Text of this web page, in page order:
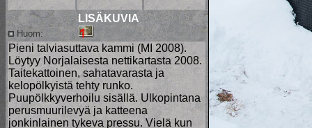
Huom:
LISÄKUVIA
Pieni talviasuttava kammi (MI 2008).
Löytyy Norjalaisesta nettikartasta 2008.
Taitekattoinen, sahatavarasta ja
kelopölkyistä tehty runko.
Puupölkkyverhoilu sisällä. Ulkopintana
perusmuurilevyä ja katteena
jonkinlainen tykeva pressu. Vielä kun